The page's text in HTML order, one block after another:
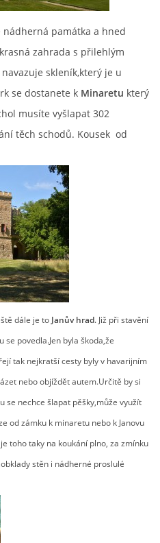
| Aktualizováno: 4. 11. 2025|Nahoru ↑
nádherná památka a hned
zahrada s přilehlým
skleník,který je u
se dostanete k Minaretu který
musíte vyšlapat 302
těch schodů. Kousek od
dále je to Janův hrad. Již při stavění
povedla.Jen byla škoda,že
tak nejkratší cesty byly v havarijním
nebo objíždět autem.Určitě by si
se nechce šlapat pěšky,může využít
od zámku k minaretu nebo k Janovu
je toho taky na koukání plno, za zmínku
stěn i nádherné proslulé